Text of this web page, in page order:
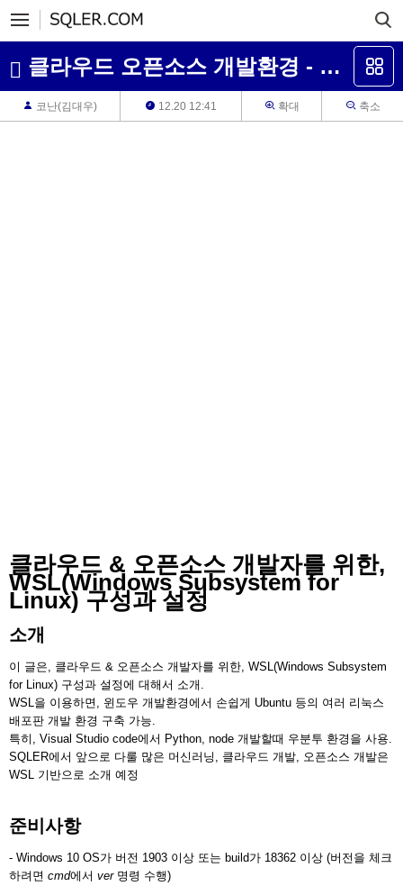
클라우드 오픈소스 개발환경 - WSL
코난(김대우) 12.20 12:41 확대 축소
클라우드 & 오픈소스 개발자를 위한,
WSL(Windows Subsystem for
Linux) 구성과 설정
소개
이 글은, 클라우드 & 오픈소스 개발자를 위한, WSL(Windows Subsystem
for Linux) 구성과 설정에 대해서 소개.
WSL을 이용하면, 윈도우 개발환경에서 손쉽게 Ubuntu 등의 여러 리눅스
배포판 개발 환경 구축 가능.
특히, Visual Studio code에서 Python, node 개발할때 우분투 환경을 사용.
SQLER에서 앞으로 다룰 많은 머신러닝, 클라우드 개발, 오픈소스 개발은
WSL 기반으로 소개 예정
준비사항
- Windows 10 OS가 버전 1903 이상 또는 build가 18362 이상 (버전을 체크
하려면 cmd에서 ver명령 수행)